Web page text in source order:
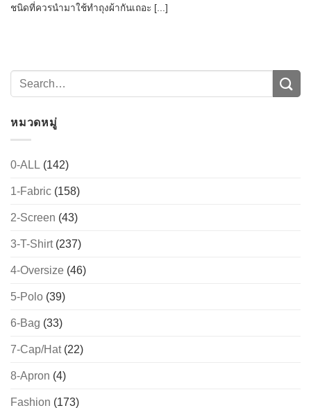
ชนิดที่ควรนำมาใช้ทำถุงผ้ากันเถอะ [...]
หมวดหมู่
0-ALL (142)
1-Fabric (158)
2-Screen (43)
3-T-Shirt(237)
4-Oversize (46)
5-Polo (39)
6-Bag (33)
7-Cap/Hat(22)
8-Apron (4)
Fashion (173)